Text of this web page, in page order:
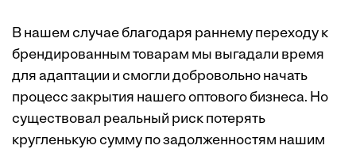
В нашем случае благодаря раннему переходу к
брендированным товарам мы выгадали время
для адаптации и смогли добровольно начать
процесс закрытия нашего оптового бизнеса. Но
существовал реальный риск потерять
кругленькую сумму по задолженностям нашим